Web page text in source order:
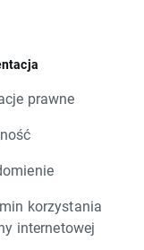
prawne
korzystania
internetowej